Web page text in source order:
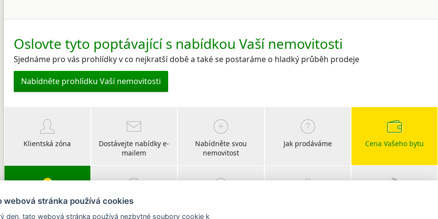
Oslovte tyto poptávající s nabídkou Vaší nemovitosti
Sjednáme pro vás prohlídky v co nejkratší době a také se postaráme o hladký průběh prodeje
Nabídněte prohlídku Vaší nemovitosti
Klientská zóna
Dostávejte nabídky e-
mailem
Nabídněte svou
nemovitost
Jak prodáváme Cena Vašeho bytu
Vyberte si svého
poradce
O CHIRŠ
webová stránka používá cookies
den, tato webová stránka používá nezbytné soubory cookie k